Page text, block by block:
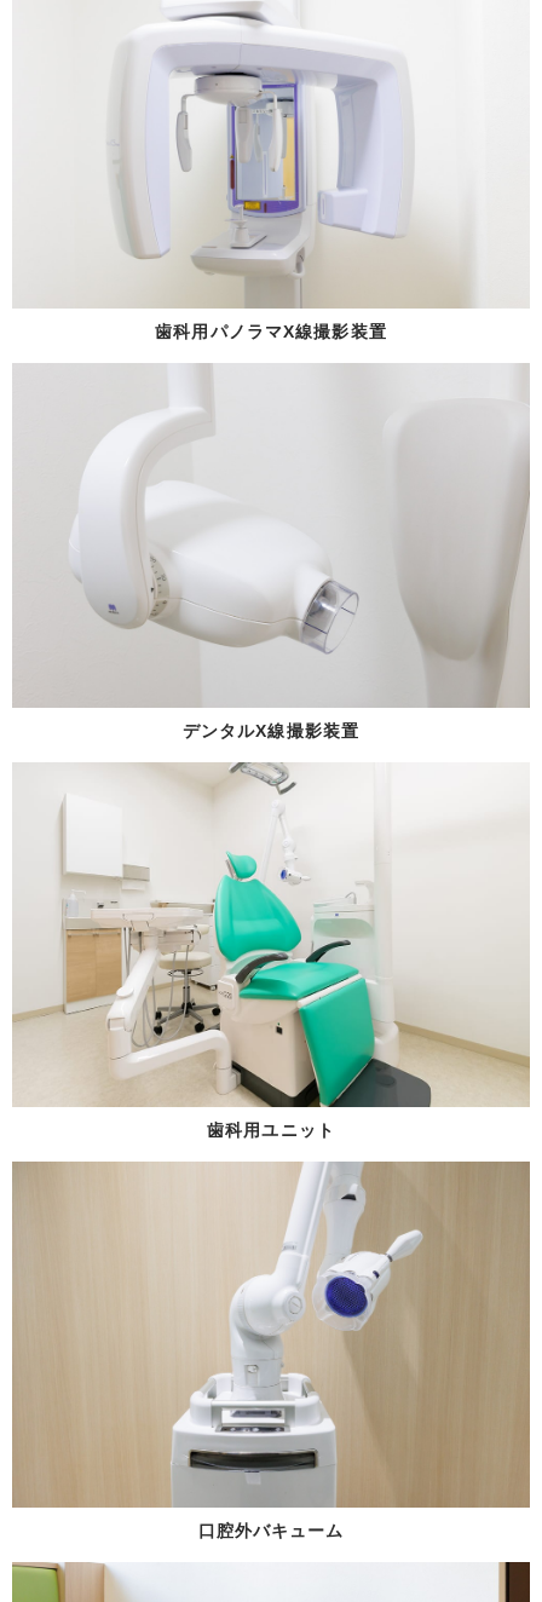
歯科用パノラマX線撮影装置
デンタルX線撮影装置
歯科用ユニット
口腔外バキューム